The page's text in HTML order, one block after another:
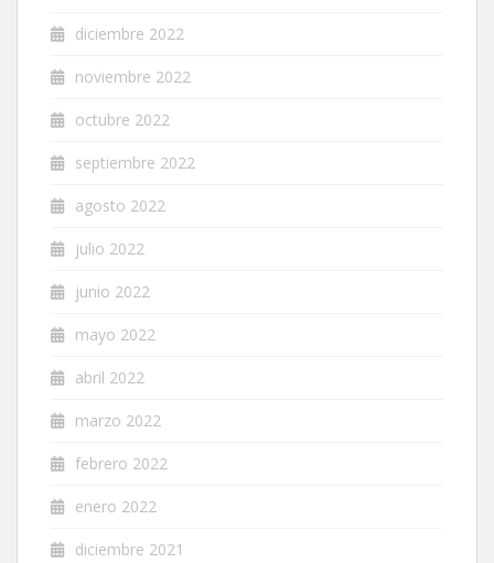
diciembre 2022
noviembre 2022
octubre 2022
septiembre 2022
agosto 2022
julio 2022
junio 2022
mayo 2022
abril 2022
marzo 2022
febrero 2022
enero 2022
diciembre 2021